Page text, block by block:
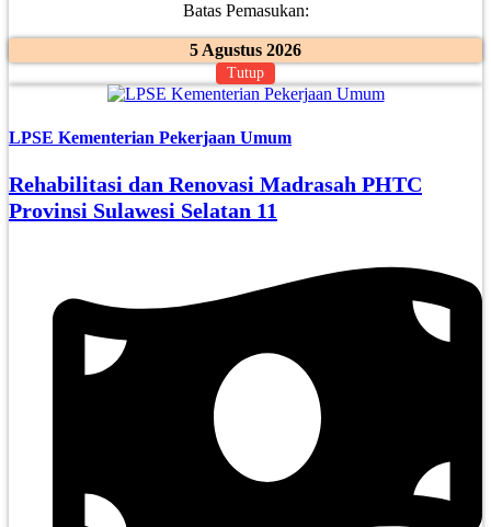
Batas Pemasukan:
5 Agustus 2026
Tutup
LPSE Kementerian Pekerjaan Umum
Rehabilitasi dan Renovasi Madrasah PHTC
Provinsi Sulawesi Selatan 11